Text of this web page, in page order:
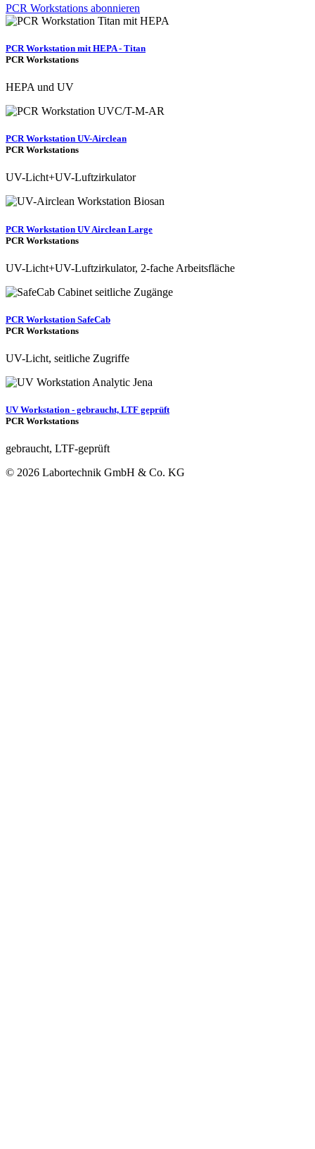
PCR Workstations abonnieren
PCR Workstation mit HEPA - Titan
PCR Workstations
HEPA und UV
PCR Workstation UV-Airclean
PCR Workstations
UV-Licht+UV-Luftzirkulator
PCR Workstation UV Airclean Large
PCR Workstations
UV-Licht+UV-Luftzirkulator, 2-fache Arbeitsfläche
PCR Workstation SafeCab
PCR Workstations
UV-Licht, seitliche Zugriffe
UV Workstation - gebraucht, LTF geprüft
PCR Workstations
gebraucht, LTF-geprüft
© 2026 Labortechnik GmbH & Co. KG